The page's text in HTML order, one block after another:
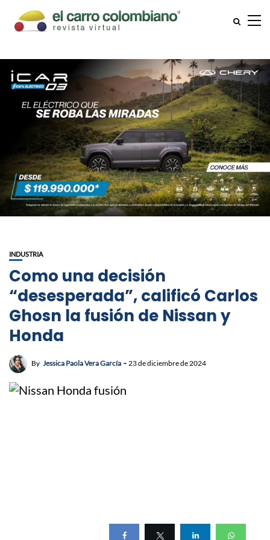
INDUSTRIA
Como una decisión
“desesperada”, calificó Carlos
Ghosn la fusión de Nissan y
Honda
By Jessica Paola Vera García 23 de diciembre de 2024